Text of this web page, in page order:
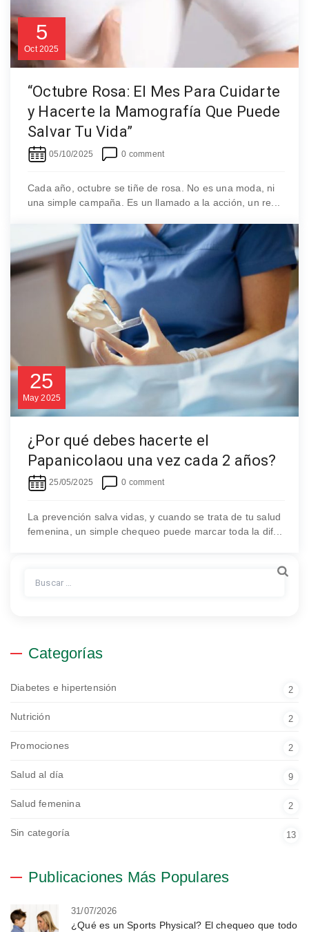
5
Oct 2025
“Octubre Rosa: El Mes Para Cuidarte
y Hacerte la Mamografía Que Puede
Salvar Tu Vida”
05/10/2025 0 comment
Cada año, octubre se tiñe de rosa. No es una moda, ni
una simple campaña. Es un llamado a la acción, un re...
25
May 2025
¿Por qué debes hacerte el
Papanicolaou una vez cada 2 años?
25/05/2025 0 comment
La prevención salva vidas, y cuando se trata de tu salud
femenina, un simple chequeo puede marcar toda la dif...
Categorías
Diabetes e hipertensión 2
Nutrición 2
Promociones 2
Salud al día 9
Salud femenina 2
Sin categoría 13
Publicaciones Más Populares
31/07/2026
¿Qué es un Sports Physical? El chequeo que todo